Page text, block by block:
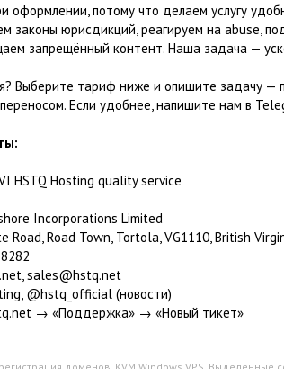
оформлении, потому что делаем услугу
законы юрисдикций, реагируем на abuse,
запрещённый контент. Наша задача —
Выберите тариф ниже и опишите задачу —
Если удобнее, напишите нам в
HSTQ Hosting quality service
Incorporations Limited
Road, Road Town, Tortola, VG1110, British
sales@hstq.net
@hstq_official (новости)
→ «Поддержка» → «Новый тикет»
регистрация доменов KVM Windows VPS Выделенные